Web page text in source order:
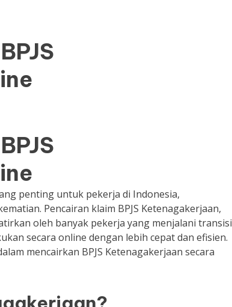
penting untuk pekerja di Indonesia,
Pencairan klaim BPJS Ketenagakerjaan,
oleh banyak pekerja yang menjalani transisi
secara online dengan lebih cepat dan efisien.
mencairkan BPJS Ketenagakerjaan secara